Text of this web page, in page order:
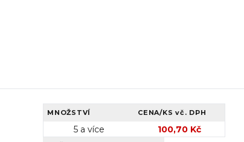
MNOŽSTVÍ CENA/KSvč. DPH
5 a více 100,70 Kč